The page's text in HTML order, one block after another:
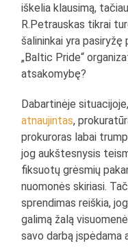
iškelia klausimą,
R.Petrauskas tikrai
šalininkai yra pasiryžę
„Baltic Pride“
atsakomybę?
Dabartinėje
atnaujintas,
prokuroras labai
jog aukštesnysis
fiksuotų grėsmių
nuomonės skiriasi.
sprendimas reiškia,
galimą žalą
savo darbą įspėdama